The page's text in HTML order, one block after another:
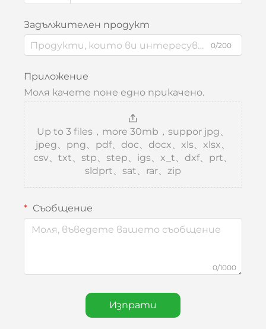
Задължителен продукт
0/200
Приложение
Моля качете поне едно прикачено.
Up to 3 files，more 30mb，suppor jpg、
jpeg、png、pdf、doc、docx、xls、xlsx、
csv、txt、stp、step、igs、x_t、dxf、prt、
sldprt、sat、rar、zip
Съобщение
0/1000
Изпрати